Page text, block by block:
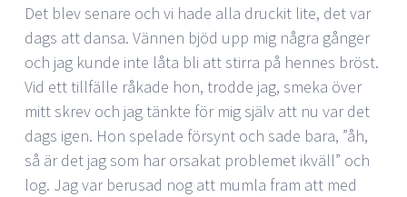
Det blev senare och vi hade alla druckit lite, det var
dags att dansa. Vännen bjöd upp mig några gånger
och jag kunde inte låta bli att stirra på hennes bröst.
Vid ett tillfälle råkade hon, trodde jag, smeka över
mitt skrev och jag tänkte för mig själv att nu var det
dags igen. Hon spelade försynt och sade bara, ”åh,
så är det jag som har orsakat problemet ikväll” och
log. Jag var berusad nog att mumla fram att med